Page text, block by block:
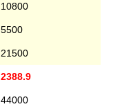
10800
5500
21500
2388.9
44000